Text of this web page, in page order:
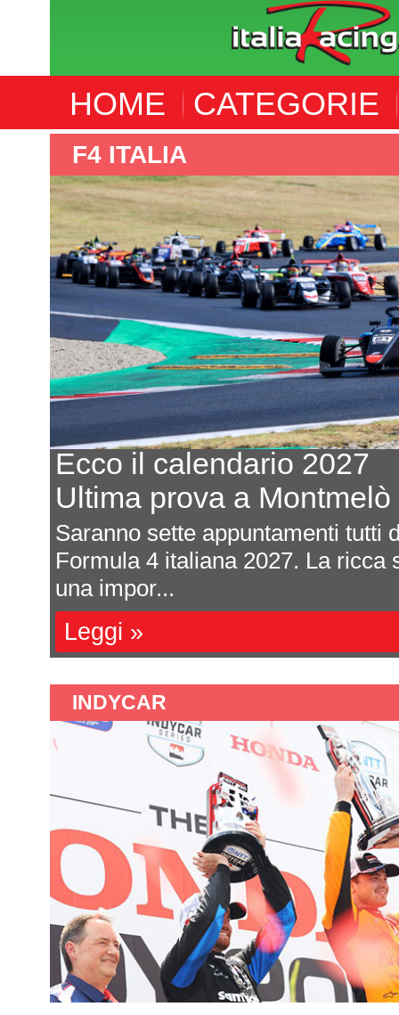
HOME CATEGORIE
F4 ITALIA
il calendario 2027
prova a Montmelò
sette appuntamenti tutti da
4 italiana 2027. La ricca serie
impor...
Leggi »
INDYCAR